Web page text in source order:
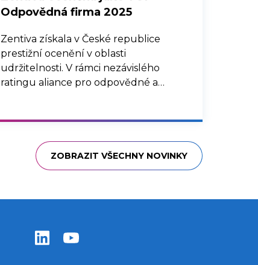
Odpovědná firma 2025
Zentiva získala v České republice
prestižní ocenění v oblasti
udržitelnosti. V rámci nezávislého
ratingu aliance pro odpovědné a
nejzajímavější aktivity na poli
udržitelného a odpovědného
podnikání, získala Zentiva hned tři
tituly – TOP Odpovědná velká firma,
TOP Odpovědná firma: Inovace pro
zlatou medaili EcoVadis a ocenění ESG
ZOBRAZIT VŠECHNY NOVINKY
Zentiva LinkedIn
Zentiva YouTube